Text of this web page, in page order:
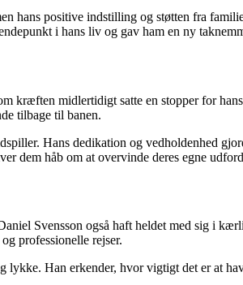
hans positive indstilling og støtten fra
i hans liv og gav ham en ny
kræften midlertidigt satte en stopper for
tilbage til banen.
Hans dedikation og vedholdenhed
dem håb om at overvinde deres egne
Svensson også haft heldet med sig i
professionelle rejser.
Han erkender, hvor vigtigt det er at